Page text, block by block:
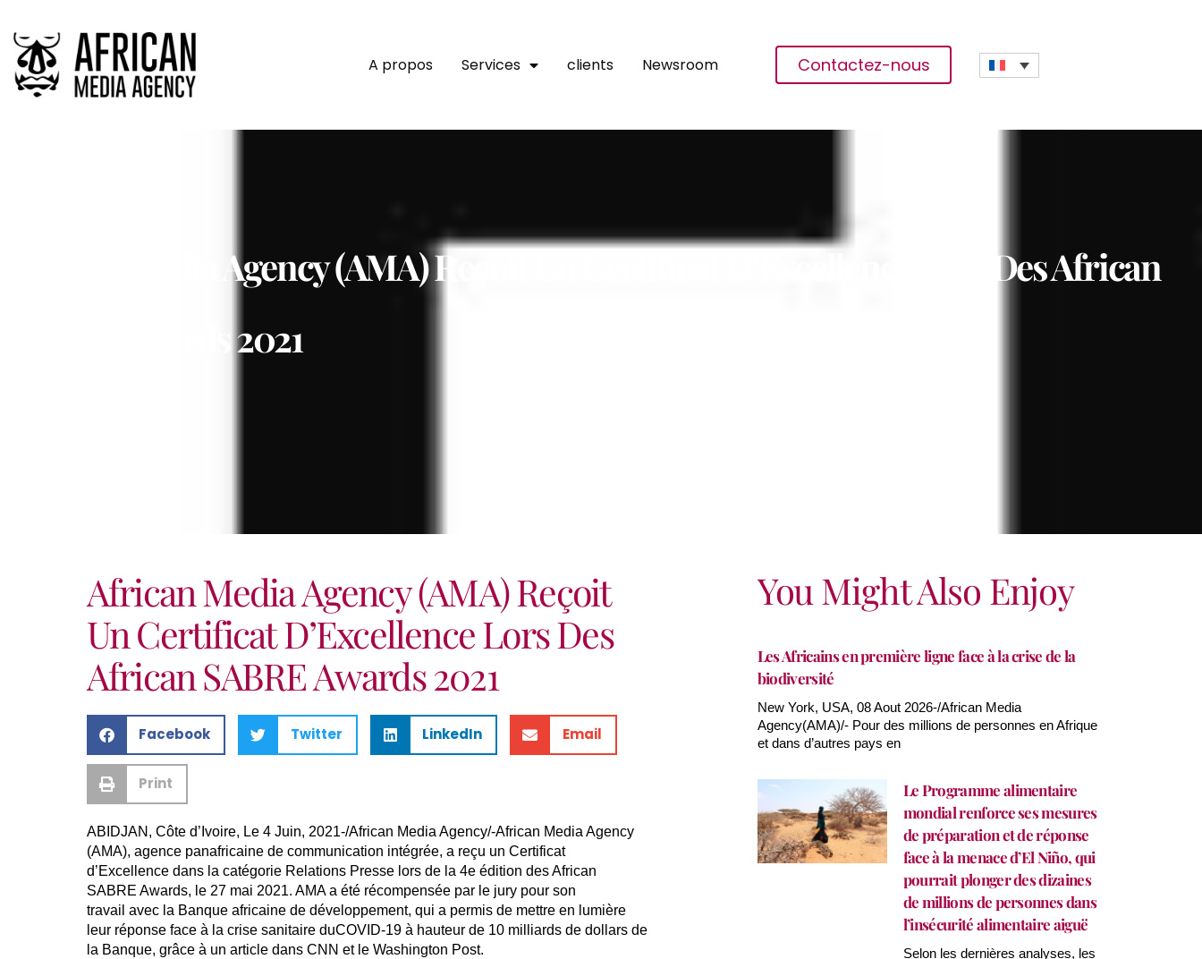
A propos Services clients Newsroom Contactez-nous
African Media Agency (AMA) Reçoit Un Certificat D’Excellence Lors Des African
SABRE Awards 2021
African Media Agency (AMA) Reçoit
Un Certificat D’Excellence Lors Des
African SABRE Awards 2021
Facebook Twitter LinkedIn Email
Print
ABIDJAN, Côte d’Ivoire, Le 4 Juin, 2021-/African Media Agency/-African Media Agency
(AMA), agence panafricaine de communication intégrée, a reçu un Certificat
d’Excellence dans la catégorie Relations Presse lors de la 4e édition des African
SABRE Awards, le 27 mai 2021. AMA a été récompensée par le jury pour son
travail avec la Banque africaine de développement, qui a permis de mettre en lumière
leur réponse face à la crise sanitaire duCOVID-19 à hauteur de 10 milliards de dollars de
la Banque, grâce à un article dans CNN et le Washington Post.
You Might Also Enjoy
Les Africains en première ligne face à la crise de la
biodiversité
New York, USA, 08 Aout 2026-/African Media
Agency(AMA)/- Pour des millions de personnes en Afrique
et dans d’autres pays en
Le Programme alimentaire
mondial renforce ses mesures
de préparation et de réponse
face à la menace d’El Niño, qui
pourrait plonger des dizaines
de millions de personnes dans
l’insécurité alimentaire aiguë
Selon les dernières analyses, les